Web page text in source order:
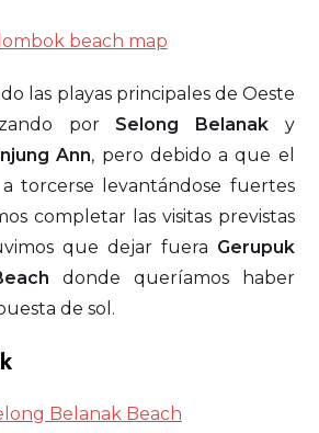
las playas principales de Oeste
por Selong Belanaky
Ann, pero debido a que el
torcerse levantándose fuertes
completar las visitas previstas
que dejar fuera Gerupuk
donde queríamos haber
de sol.